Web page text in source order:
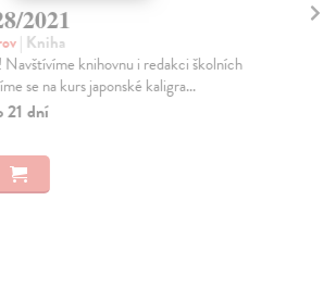
2021
| Kniha
Navštívíme knihovnu i redakci školních
se na kurs japonské kaligra...
21 dní